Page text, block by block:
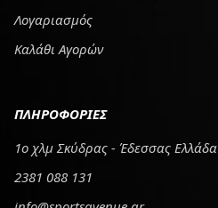
Λογαριασμός
Καλάθι Αγορών
ΠΛΗΡΟΦΟΡΙΕΣ
1ο χλμ Σκύδρας - Έδεσσας Ελλάδα
2381 088 131